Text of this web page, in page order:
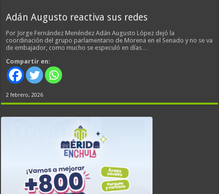
Adán Augusto reactiva sus redes
Por Jorge Fernández Menéndez Adán Augusto López dejó la
coordinación del grupo parlamentario de Morena en el Senado y no se va
de embajador, como mucho se especuló en días…
Compartir en:
2 febrero, 2026